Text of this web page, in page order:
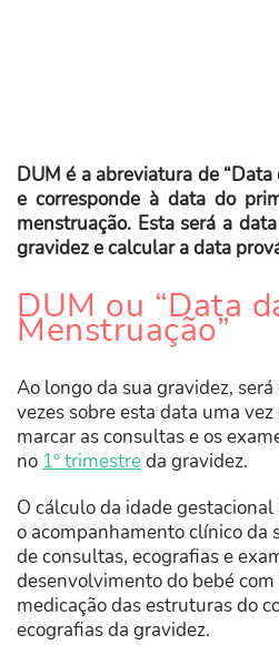
DUM é a abreviatura de
e corresponde à data do
menstruação. Esta será a
gravidez e calcular a data
DUM ou “Data
Menstruação”
Ao longo da sua gravidez,
vezes sobre esta data uma
marcar as consultas e os
no 1º trimestreda gravidez.
O cálculo da idade
o acompanhamento clínico da
de consultas, ecografias e
desenvolvimento do bebé
medicação das estruturas do
ecografias da gravidez.